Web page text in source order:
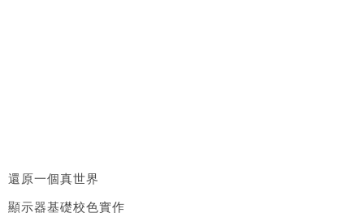
還原一個真世界
顯示器基礎校色實作